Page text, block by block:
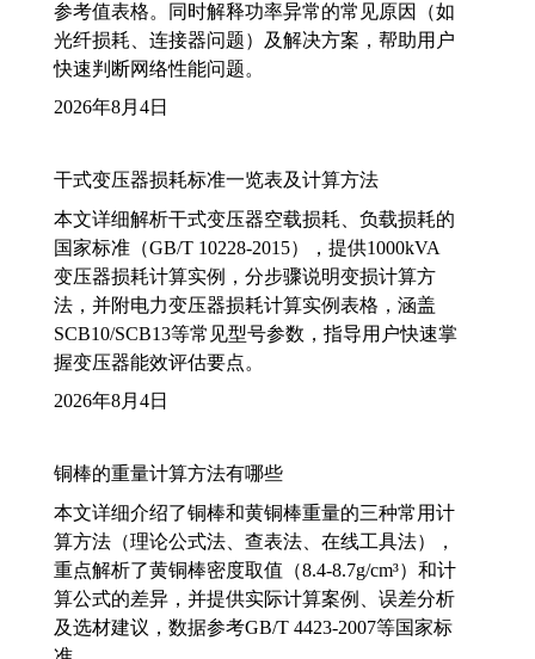
参考值表格。同时解释功率异常的常见原因（如
光纤损耗、连接器问题）及解决方案，帮助用户
快速判断网络性能问题。
2026年8月4日
干式变压器损耗标准一览表及计算方法
本文详细解析干式变压器空载损耗、负载损耗的
国家标准（GB/T 10228-2015），提供1000kVA
变压器损耗计算实例，分步骤说明变损计算方
法，并附电力变压器损耗计算实例表格，涵盖
SCB10/SCB13等常见型号参数，指导用户快速掌
握变压器能效评估要点。
2026年8月4日
铜棒的重量计算方法有哪些
本文详细介绍了铜棒和黄铜棒重量的三种常用计
算方法（理论公式法、查表法、在线工具法），
重点解析了黄铜棒密度取值（8.4-8.7g/cm³）和计
算公式的差异，并提供实际计算案例、误差分析
及选材建议，数据参考GB/T 4423-2007等国家标